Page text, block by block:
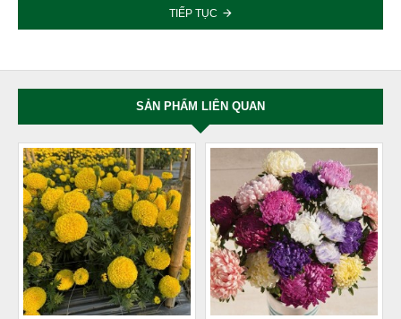
TIẾP TỤC
SẢN PHẨM LIÊN QUAN